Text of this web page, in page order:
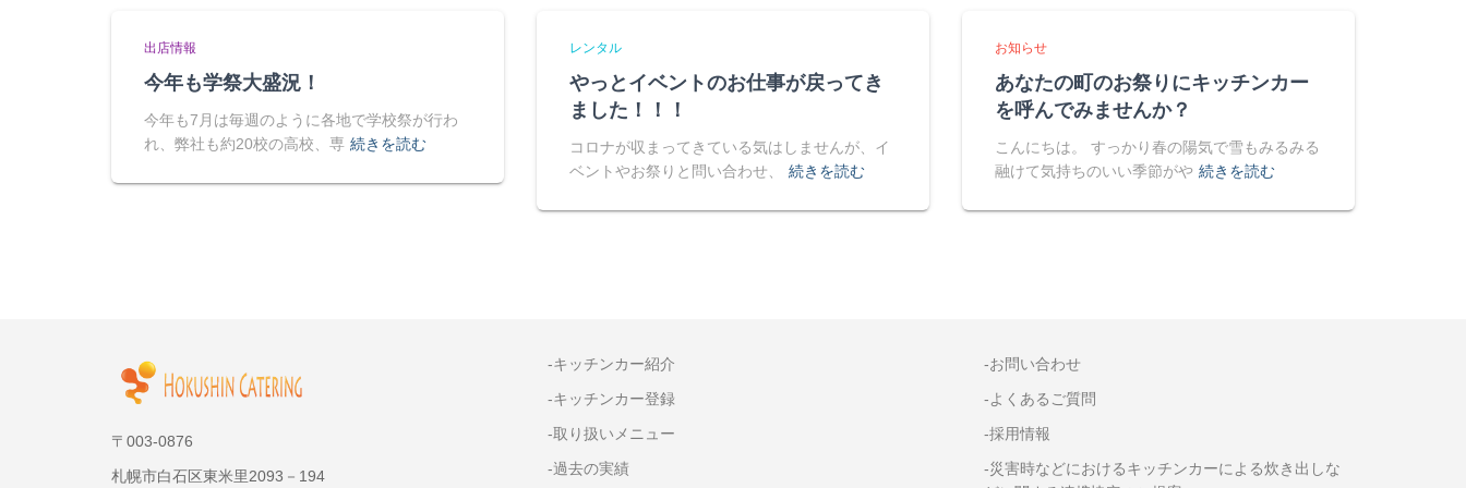
出店情報
今年も学祭大盛況！
今年も7月は毎週のように各地で学校祭が行わ
れ、弊社も約20校の高校、専 続きを読む
レンタル
やっとイベントのお仕事が戻ってき
ました！！！
コロナが収まってきている気はしませんが、イ
ベントやお祭りと問い合わせ、
続きを読む
お知らせ
あなたの町のお祭りにキッチンカー
を呼んでみませんか？
こんにちは。 すっかり春の陽気で雪もみるみる
融けて気持ちのいい季節がや 続きを読む
〒003-0876
札幌市白石区東米里2093－194
-キッチンカー紹介
-キッチンカー登録
-取り扱いメニュー
-過去の実績
-お問い合わせ
-よくあるご質問
-採用情報
-災害時などにおけるキッチンカーによる炊き出しな